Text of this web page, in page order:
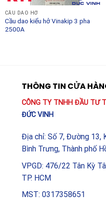
CẦU DAO HỞ
Cầu dao kiểu hở Vinakip 3 pha
2500A
THÔNG TIN CỬA
CÔNG TY TNHH ĐẦU TƯ
ĐỨC VINH
Địa chỉ: Số 7, Đường 13,
Bình Trưng, Thành phố
VPGD: 476/22 Tân Kỳ
TP. HCM
MST: 0317358651